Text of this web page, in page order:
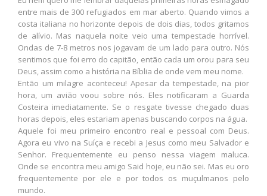
entre mais de 300 refugiados em mar aberto. Quando vimos a
costa italiana no horizonte depois de dois dias, todos gritamos
de alívio. Mas naquela noite veio uma tempestade horrível.
Ondas de 7-8 metros nos jogavam de um lado para outro. Nós
sentimos que foi erro do capitão, então cada um orou para seu
Deus, assim como a história na Bíblia de onde vem meu nome.
Então um milagre aconteceu! Apesar da tempestade, na pior
hora, um avião voou sobre nós. Eles notificaram a Guarda
Costeira imediatamente. Se o resgate tivesse chegado duas
horas depois, eles estariam apenas buscando corpos na água.
Aquele foi meu primeiro encontro real e pessoal com Deus.
Agora eu vivo na Suíça e recebi a Jesus como meu Salvador e
Senhor. Frequentemente eu penso nessa viagem maluca.
Onde se encontra meu amigo Said hoje, eu não sei. Mas eu oro
frequentemente por ele e por todos os muçulmanos pelo
mundo.